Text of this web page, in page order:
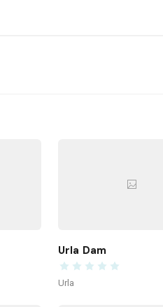
Urla Dam
Urla